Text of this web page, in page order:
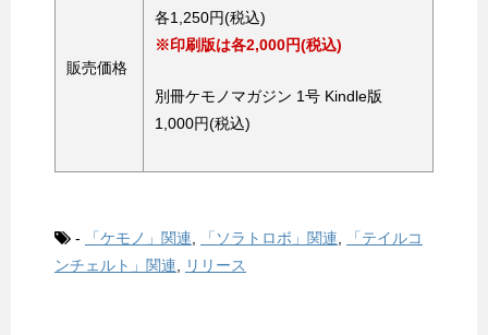
販売価格
各1,250円(税込)
※印刷版は各2,000円(税込)
別冊ケモノマガジン 1号 Kindle版
1,000円(税込)
- 「ケモノ」関連 「ソラトロボ」関連
「テイルコ
ンチェルト」関連
リリース